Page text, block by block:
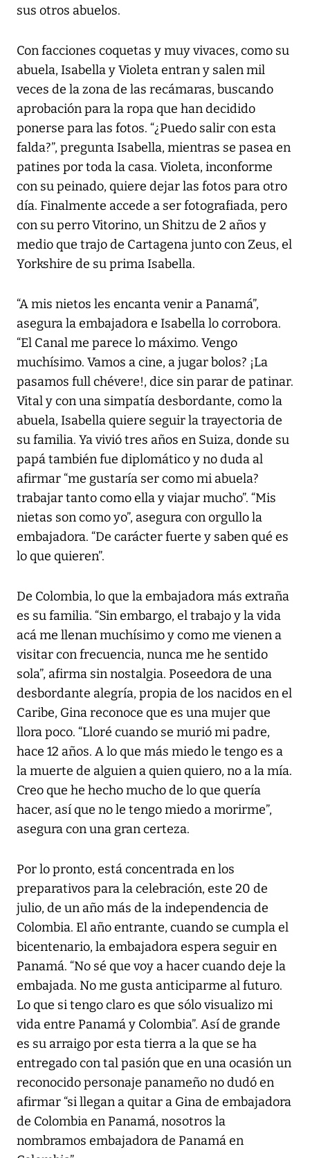
sus otros abuelos.
Con facciones coquetas y muy vivaces, como su
abuela, Isabella y Violeta entran y salen mil
veces de la zona de las recámaras, buscando
aprobación para la ropa que han decidido
ponerse para las fotos. “¿Puedo salir con esta
falda?”, pregunta Isabella, mientras se pasea en
patines por toda la casa. Violeta, inconforme
con su peinado, quiere dejar las fotos para otro
día. Finalmente accede a ser fotografiada, pero
con su perro Vitorino, un Shitzu de 2 años y
medio que trajo de Cartagena junto con Zeus, el
Yorkshire de su prima Isabella.
“A mis nietos les encanta venir a Panamá”,
asegura la embajadora e Isabella lo corrobora.
“El Canal me parece lo máximo. Vengo
muchísimo. Vamos a cine, a jugar bolos? ¡La
pasamos full chévere!, dice sin parar de patinar.
Vital y con una simpatía desbordante, como la
abuela, Isabella quiere seguir la trayectoria de
su familia. Ya vivió tres años en Suiza, donde su
papá también fue diplomático y no duda al
afirmar “me gustaría ser como mi abuela?
trabajar tanto como ella y viajar mucho”. “Mis
nietas son como yo”, asegura con orgullo la
embajadora. “De carácter fuerte y saben qué es
lo que quieren”.
De Colombia, lo que la embajadora más extraña
es su familia. “Sin embargo, el trabajo y la vida
acá me llenan muchísimo y como me vienen a
visitar con frecuencia, nunca me he sentido
sola”, afirma sin nostalgia. Poseedora de una
desbordante alegría, propia de los nacidos en el
Caribe, Gina reconoce que es una mujer que
llora poco. “Lloré cuando se murió mi padre,
hace 12 años. A lo que más miedo le tengo es a
la muerte de alguien a quien quiero, no a la mía.
Creo que he hecho mucho de lo que quería
hacer, así que no le tengo miedo a morirme”,
asegura con una gran certeza.
Por lo pronto, está concentrada en los
preparativos para la celebración, este 20 de
julio, de un año más de la independencia de
Colombia. El año entrante, cuando se cumpla el
bicentenario, la embajadora espera seguir en
Panamá. “No sé que voy a hacer cuando deje la
embajada. No me gusta anticiparme al futuro.
Lo que si tengo claro es que sólo visualizo mi
vida entre Panamá y Colombia”. Así de grande
es su arraigo por esta tierra a la que se ha
entregado con tal pasión que en una ocasión un
reconocido personaje panameño no dudó en
afirmar “si llegan a quitar a Gina de embajadora
de Colombia en Panamá, nosotros la
nombramos embajadora de Panamá en